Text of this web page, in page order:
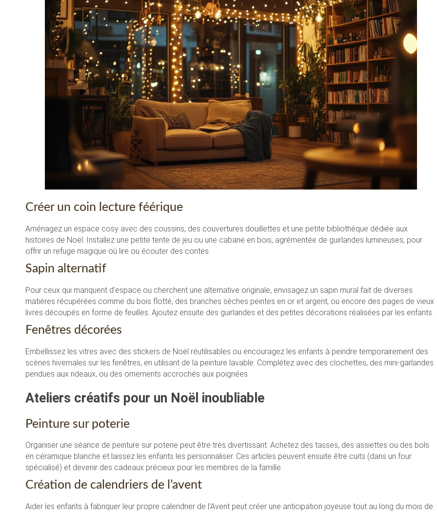
Créer un coin lecture féérique
Aménagez un espace cosy avec des coussins, des couvertures douillettes et une petite bibliothèque dédiée aux
histoires de Noël. Installez une petite tente de jeu ou une cabane en bois, agrémentée de guirlandes lumineuses, pour
offrir un refuge magique où lire ou écouter des contes.
Sapin alternatif
Pour ceux qui manquent d’espace ou cherchent une alternative originale, envisagez un sapin mural fait de diverses
matières récupérées comme du bois flotté, des branches sèches peintes en or et argent, ou encore des pages de vieux
livres découpés en forme de feuilles. Ajoutez ensuite des guirlandes et des petites décorations réalisées par les enfants.
Fenêtres décorées
Embellissez les vitres avec des stickers de Noël réutilisables ou encouragez les enfants à peindre temporairement des
scènes hivernales sur les fenêtres, en utilisant de la peinture lavable. Complétez avec des clochettes, des mini-garlandes
pendues aux rideaux, ou des ornements accrochés aux poignées.
Ateliers créatifs pour un Noël inoubliable
Peinture sur poterie
Organiser une séance de peinture sur poterie peut être très divertissant. Achetez des tasses, des assiettes ou des bols
en céramique blanche et laissez les enfants les personnaliser. Ces articles peuvent ensuite être cuits (dans un four
spécialisé) et devenir des cadeaux précieux pour les membres de la famille.
Création de calendriers de l’avent
Aider les enfants à fabriquer leur propre calendrier de l’Avent peut créer une anticipation joyeuse tout au long du mois de